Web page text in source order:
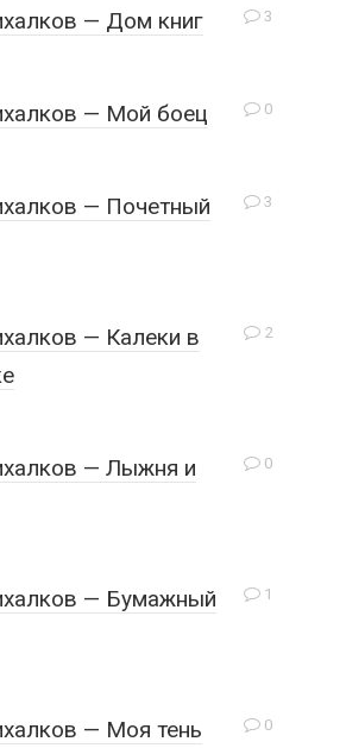
3
— Дом книг
0
— Мой боец
3
— Почетный
2
— Калеки в
0
— Лыжня и
1
— Бумажный
0
— Моя тень